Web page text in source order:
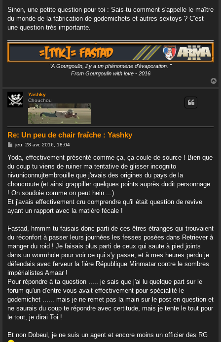
Sinon, une petite question pour toi : Sais-tu comment s'appelle le maître
du monde de la fabrication de godemichets et autres sextoys ? C'est
une question trés importante.
"A Gourgoulin, il y a un phénomène d'évaporation. "
From Gourgoulin with love - 2016
Yashky
Chouchou
Re: Un peu de chair fraîche : Yashky
M
s
a
g
jeu. 28 avr. 2016, 18:04
Yoda, effectivement présenté comme ça, ça coule de source ! Bien que
du coup tu viens de ruiner ma tentative de glisser incognito
nivuniconnujtembrouille que j'avais des origines du pays de la
choucroute (et ainsi grappiller quelques points auprès dudit personnage
! On soudoie comme on peut hein ...)
Et j'avais effectivement cru comprendre qu'il était question de revive
ayant un rapport avec la matière fécale !
Fastad, hmmm tu faisais donc parti de ces êtres étranges qui trouvaient
du réconfort à passer leurs journées les fesses posées dans Retriever à
manger du roid ! Je faisais plus parti de ceux qui saute à pied joints
dans un wormhole pour voir ce qui s'y passe, et à mes heures perdu je
défendais avec ferveur la fière République Minmatar contre le sombres
impérialistes Amaar !
Pour répondre à ta question ..... je sais que j'ai lu quelque part sur le
forum qu'un d'entre vous avait effectivement pour spécialité le
godemichet ...... mais je ne remet pas la main sur le post en question et
ne saurais du coup te répondre avec certitude, mais je tente le tout pour
le tout, je dirai Toi !
Et non Dobeul, je ne suis un agent et encore moins un officier des RG